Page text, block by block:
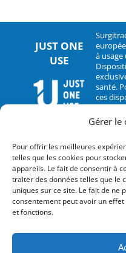
Gérer le
Pour offrir les meilleures
telles que les cookies pour
appareils. Le fait de consentir à
traiter des données telles que le
uniques sur ce site. Le fait de ne
consentement peut avoir un
et fonctions.
JUST ONE
USE
à
santé.
ces
leur
CONTACT
2 rue Hélène
Tel : 33
Fax : 33